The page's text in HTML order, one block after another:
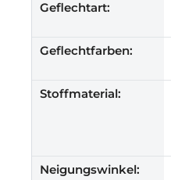
Geflechtart:
Geflechtfarben:
Stoffmaterial:
Neigungswinkel: